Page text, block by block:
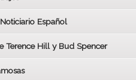
Español
Terence Hill y Bud Spencer